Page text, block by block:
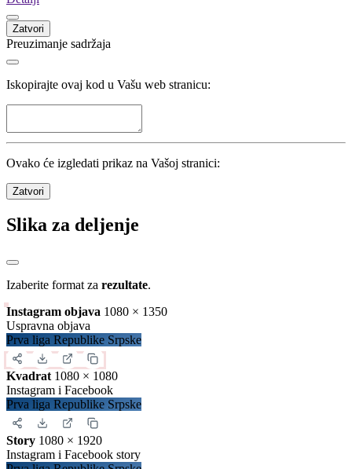
Jovan Bokić
14
34/34
306/306
Domaćin
Nerešeno
842
po kolu
2.75
Detalji
Zatvori
Preuzimanje sadržaja
Iskopirajte ovaj kod u Vašu web stranicu: